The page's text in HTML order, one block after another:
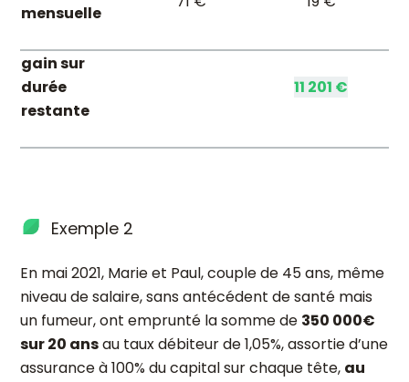
mensuelle
gain sur
durée
restante
11 201 €
Exemple 2
En mai 2021, Marie et Paul, couple de 45 ans, même
niveau de salaire, sans antécédent de santé mais
un fumeur, ont emprunté la somme de 350 000€
sur 20 ansau taux débiteur de 1,05%, assortie d’une
assurance à 100% du capital sur chaque tête, au